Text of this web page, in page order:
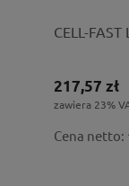
CELL-
217,57 zł
zawiera 23%
Cena netto: